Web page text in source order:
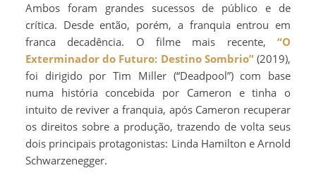
Ambos foram grandes sucessos de público e de
crítica. Desde então, porém, a franquia entrou em
franca decadência. O filme mais recente, “O
Exterminador do Futuro: Destino Sombrio”(2019),
foi dirigido por Tim Miller (“Deadpool”) com base
numa história concebida por Cameron e tinha o
intuito de reviver a franquia, após Cameron recuperar
os direitos sobre a produção, trazendo de volta seus
dois principais protagonistas: Linda Hamilton e Arnold
Schwarzenegger.